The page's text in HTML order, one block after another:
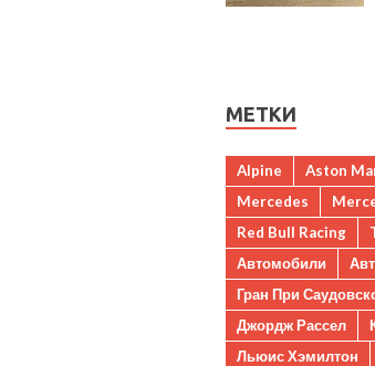
МЕТКИ
Alpine Aston
Mercedes
Red Bull Racing
Автомобили
Гран При
Джордж Рассел
Льюис Хэмилтон